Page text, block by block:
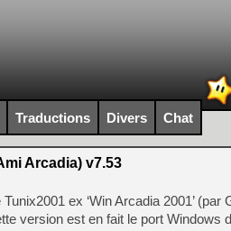
Traductions Divers Chat
Arcadia) v7.53
ex ‘Win Arcadia 2001’
version est en fait le port Windows